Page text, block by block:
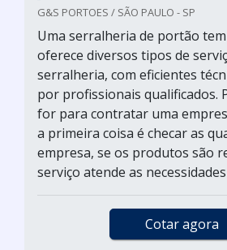
G&S PORTOES / SÃO PAULO - SP
Uma serralheria de portão
oferece diversos tipos de
serralheria, com eficientes
por profissionais qualificados.
for para contratar uma
a primeira coisa é checar as
empresa, se os produtos são
serviço atende as necessidades
Cotar agora